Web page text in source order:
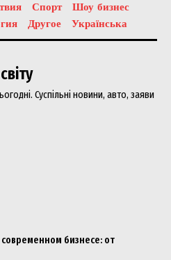
Спорт
Шоу бизнес
Другое Українська
Суспільні новини, авто, заяви
бизнесе: от